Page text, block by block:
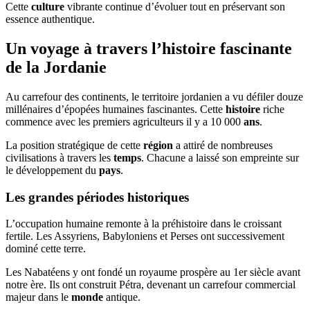
Cette culture vibrante continue d’évoluer tout en préservant son
essence authentique.
Un voyage à travers l’histoire fascinante
de la Jordanie
Au carrefour des continents, le territoire jordanien a vu défiler douze
millénaires d’épopées humaines fascinantes. Cette histoire riche
commence avec les premiers agriculteurs il y a 10 000 ans.
La position stratégique de cette région a attiré de nombreuses
civilisations à travers les temps. Chacune a laissé son empreinte sur
le développement du pays.
Les grandes périodes historiques
L’occupation humaine remonte à la préhistoire dans le croissant
fertile. Les Assyriens, Babyloniens et Perses ont successivement
dominé cette terre.
Les Nabatéens y ont fondé un royaume prospère au 1er siècle avant
notre ère. Ils ont construit Pétra, devenant un carrefour commercial
majeur dans le monde antique.